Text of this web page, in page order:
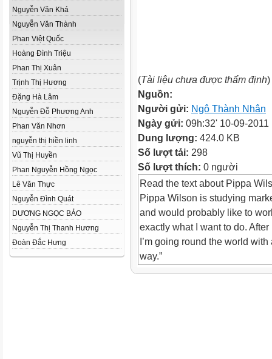
Nguyễn Văn Khá
Nguyễn Văn Thành
Phan Việt Quốc
Hoàng Đình Triệu
Phan Thị Xuân
Trịnh Thị Hương
Đặng Hà Lâm
Nguyễn Đỗ Phương Anh
Phan Văn Nhơn
nguyễn thị hiền linh
Vũ Thị Huyền
Phan Nguyễn Hồng Ngọc
Lê Văn Thực
Nguyễn Đình Quát
DƯƠNG NGỌC BẢO
Nguyễn Thị Thanh Hương
Đoàn Đắc Hưng
(Tài liệu chưa được thẩm định)
Nguồn:
Người gửi: Ngô Thành Nhân
Ngày gửi: 09h:32' 10-09-2011
Dung lượng: 424.0 KB
Số lượt tải: 298
Số lượt thích: 0 người
Read the text about Pippa
Pippa Wilson is studying
and would probably like to
exactly what I want to do.
I’m going round the world
way.”